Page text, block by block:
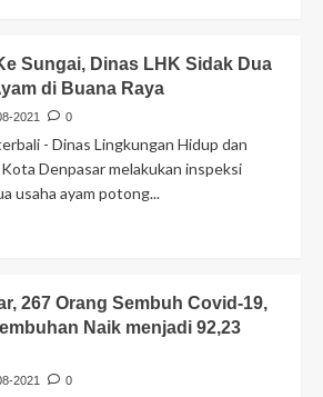
Sungai, Dinas LHK Sidak Dua
di Buana Raya
2021 0
- Dinas Lingkungan Hidup dan
Denpasar melakukan inspeksi
usaha ayam potong...
267 Orang Sembuh Covid-19,
Naik menjadi 92,23
2021 0